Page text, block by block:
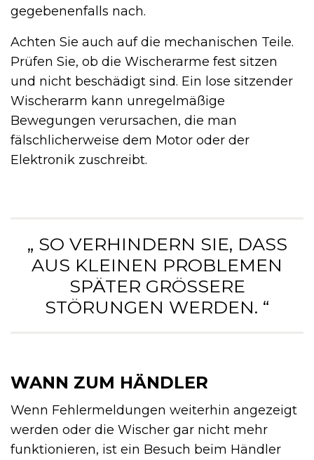
gegebenenfalls nach.
Achten Sie auch auf die mechanischen Teile.
Prüfen Sie, ob die Wischerarme fest sitzen
und nicht beschädigt sind. Ein lose sitzender
Wischerarm kann unregelmäßige
Bewegungen verursachen, die man
fälschlicherweise dem Motor oder der
Elektronik zuschreibt.
„ SO VERHINDERN SIE, DASS
AUS KLEINEN PROBLEMEN
SPÄTER GRÖSSERE S
TÖRUNGEN WERDEN. “
WANN ZUM HÄNDLER
Wenn Fehlermeldungen weiterhin angezeigt
werden oder die Wischer gar nicht mehr
funktionieren, ist ein Besuch beim Händler